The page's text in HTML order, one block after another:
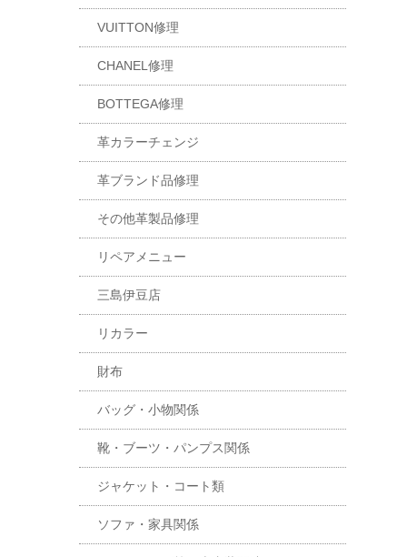
VUITTON修理
CHANEL修理
BOTTEGA修理
革カラーチェンジ
革ブランド品修理
その他革製品修理
リペアメニュー
三島伊豆店
リカラー
財布
バッグ・小物関係
靴・ブーツ・パンプス関係
ジャケット・コート類
ソファ・家具関係